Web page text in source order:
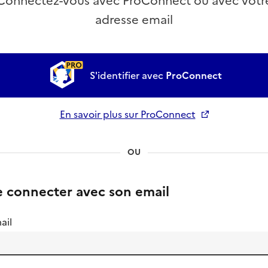
adresse email
S'identifier avec ProConnect
En savoir plus sur ProConnect
OU
connecter avec son email